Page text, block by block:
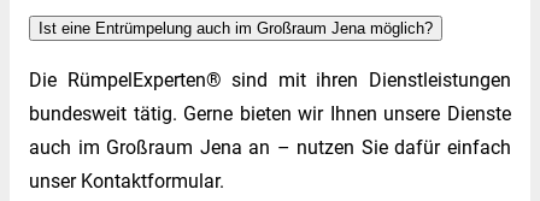
Ist eine Entrümpelung auch im Großraum Jena möglich?
Die RümpelExperten® sind mit ihren Dienstleistungen
bundesweit tätig. Gerne bieten wir Ihnen unsere Dienste
auch im Großraum Jena an – nutzen Sie dafür einfach
unser Kontaktformular.